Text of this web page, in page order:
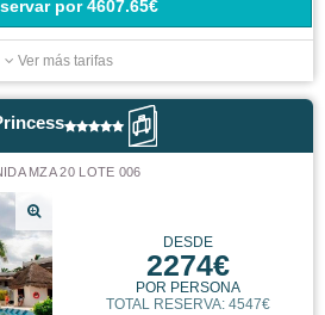
por 4607.65€
Ver más tarifas
MZA 20 LOTE 006
DESDE
2274€
POR PERSONA
TOTAL RESERVA: 4547€